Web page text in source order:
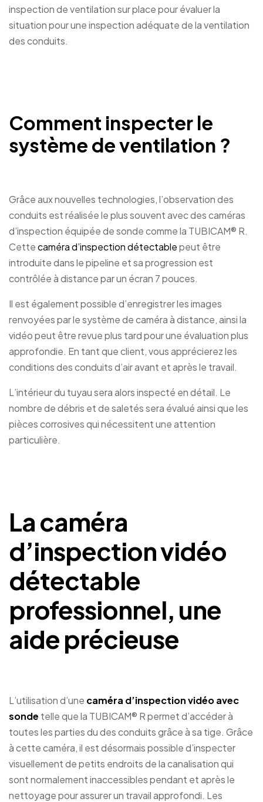
inspection de ventilation sur place pour évaluer la
situation pour une inspection adéquate de la ventilation
des conduits.
Comment inspecter le
système de ventilation ?
Grâce aux nouvelles technologies, l’observation des
conduits est réalisée le plus souvent avec des caméras
d’inspection équipée de sonde comme la TUBICAM® R.
Cettecaméra d’inspection détectablepeut être
introduite dans le pipeline et sa progression est
contrôlée à distance par un écran 7 pouces.
Il est également possible d’enregistrer les images
renvoyées par le système de caméra à distance, ainsi la
vidéo peut être revue plus tard pour une évaluation plus
approfondie. En tant que client, vous apprécierez les
conditions des conduits d’air avant et après le travail.
L’intérieur du tuyau sera alors inspecté en détail. Le
nombre de débris et de saletés sera évalué ainsi que les
pièces corrosives qui nécessitent une attention
particulière.
La caméra
d’inspection vidéo
détectable
professionnel, une
aide précieuse
L’utilisation d’une caméra d’inspection vidéo avec
sonde telle que la TUBICAM® R permet d’accéder à
toutes les parties du des conduits grâce à sa tige. Grâce
à cette caméra, il est désormais possible d’inspecter
visuellement de petits endroits de la canalisation qui
sont normalement inaccessibles pendant et après le
nettoyage pour assurer un travail approfondi. Les